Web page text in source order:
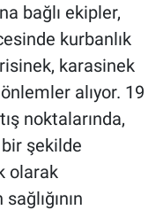
bağlı ekipler,
kurbanlık
karasinek
alıyor. 19
noktalarında,
şekilde
olarak